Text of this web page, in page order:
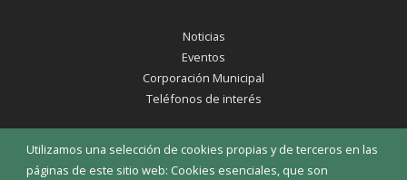
Utilizamos una selección de cookies propias y de terceros en las
páginas de este sitio web: Cookies esenciales, que son
Noticias
Eventos
Corporación Municipal
Teléfonos de interés
INICIAR SESIÓN
MAPA WEB